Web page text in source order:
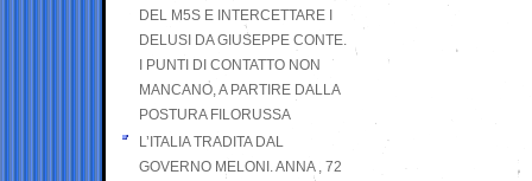
DEL M5S E INTERCETTARE I
DELUSI DA GIUSEPPE CONTE.
I PUNTI DI CONTATTO NON
MANCANO, A PARTIRE DALLA
POSTURA FILORUSSA
L’ITALIA TRADITA DAL
GOVERNO MELONI. ANNA , 72